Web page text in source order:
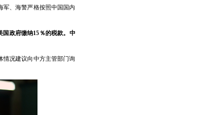
军、海警严格按照中国国内
政府缴纳15％的税款。中
情况建议向中方主管部门询